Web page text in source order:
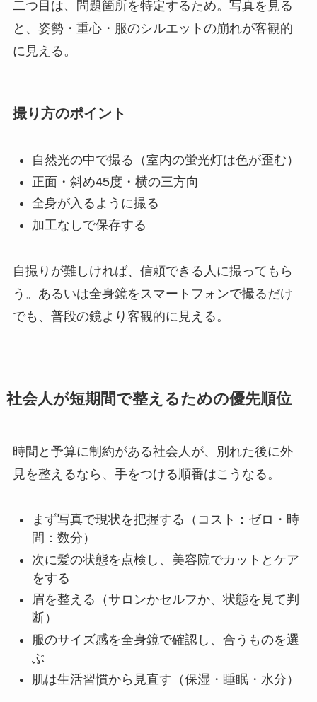
二つ目は、問題箇所を特定するため。写真を見る
と、姿勢・重心・服のシルエットの崩れが客観的
に見える。
撮り方のポイント
自然光の中で撮る（室内の蛍光灯は色が歪む）
正面・斜め45度・横の三方向
全身が入るように撮る
加工なしで保存する
自撮りが難しければ、信頼できる人に撮ってもら
う。あるいは全身鏡をスマートフォンで撮るだけ
でも、普段の鏡より客観的に見える。
社会人が短期間で整えるための優先順位
時間と予算に制約がある社会人が、別れた後に外
見を整えるなら、手をつける順番はこうなる。
まず写真で現状を把握する（コスト：ゼロ・時
間：数分）
次に髪の状態を点検し、美容院でカットとケア
をする
眉を整える（サロンかセルフか、状態を見て判
断）
服のサイズ感を全身鏡で確認し、合うものを選
ぶ
肌は生活習慣から見直す（保湿・睡眠・水分）